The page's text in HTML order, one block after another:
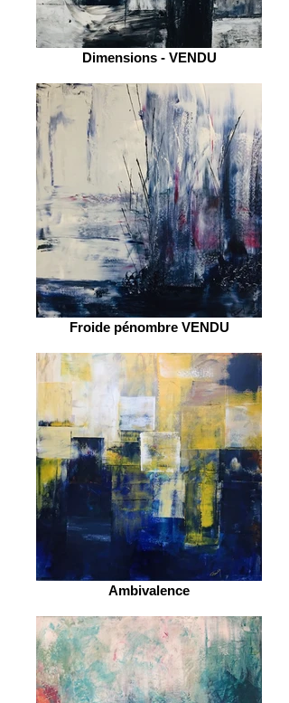
Dimensions - VENDU
Froide pénombre VENDU
Ambivalence